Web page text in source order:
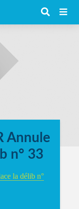
Annule
n° 33
la délib n°